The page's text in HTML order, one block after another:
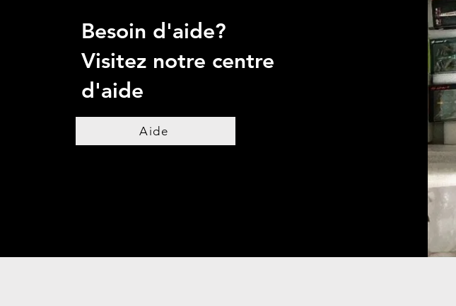
Besoin d'aide?
Visitez notre centre
d'aide
Aide